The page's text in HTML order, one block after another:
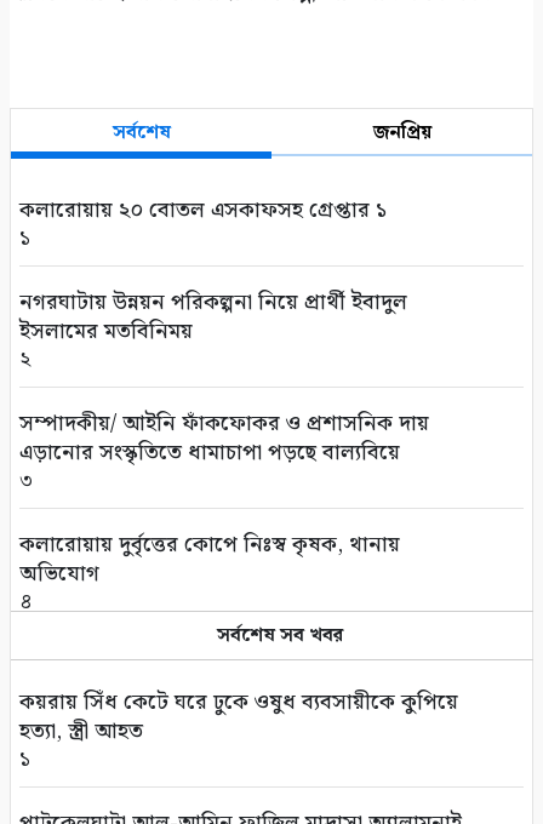
সর্বশেষ জনপ্রিয়
কলারোয়ায় ২০ বোতল এসকাফসহ গ্রেপ্তার ১
১
নগরঘাটায় উন্নয়ন পরিকল্পনা নিয়ে প্রার্থী ইবাদুল
ইসলামের মতবিনিময়
২
সম্পাদকীয়/ আইনি ফাঁকফোকর ও প্রশাসনিক দায়
এড়ানোর সংস্কৃতিতে ধামাচাপা পড়ছে বাল্যবিয়ে
৩
কলারোয়ায় দুর্বৃত্তের কোপে নিঃস্ব কৃষক, থানায়
অভিযোগ
৪
সড়ক পথে চাঁদাবাজি বন্ধে সর্বোচ্চ কঠোর অবস্থান:
বাস ও ট্রাক মালিক সমিতির সাথে জেলা পুলিশের
মতবিনিময়
৫
কলারোয়ার জয়নগরে সরকারি গাছ আত্মসাতের চেষ্টা,
সর্বশেষ সব খবর
কয়রায় সিঁধ কেটে ঘরে ঢুকে ওষুধ ব্যবসায়ীকে কুপিয়ে
হত্যা, স্ত্রী আহত
১